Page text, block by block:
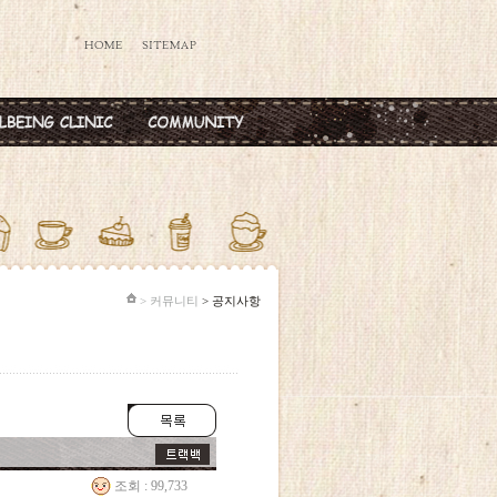
렐라주사
민칵테일
주사
·마늘주사
공지사항
> 커뮤니티 > 공지사항
조회 : 99,733